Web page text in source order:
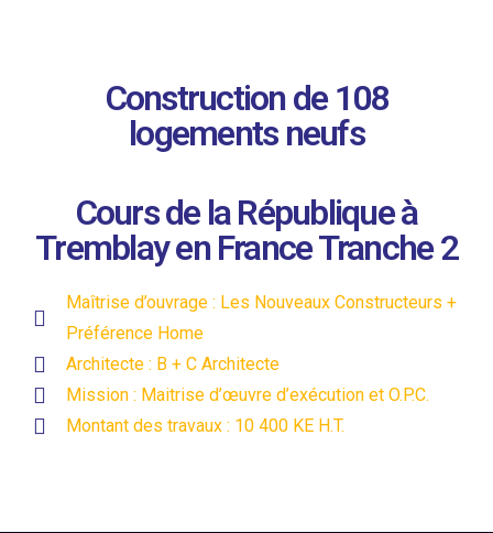
Construction de 108
logements neufs
Cours de la République à
Tremblay en France Tranche 2
Maîtrise d’ouvrage : Les Nouveaux Constructeurs +
Préférence Home
Architecte : B + C Architecte
Mission : Maitrise d’œuvre d’exécution et O.P.C.
Montant des travaux : 10 400 KE H.T.